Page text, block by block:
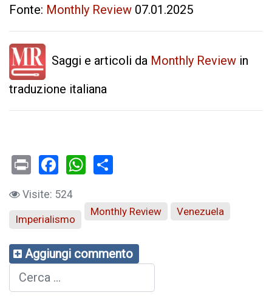
Fonte: Monthly Review 07.01.2025
Saggi e articoli da Monthly Review in
traduzione italiana
PrintFacebook
WhatsApp
Visite: 524
Imperialismo
Monthly Review Venezuela
Aggiungi commento
Cerca